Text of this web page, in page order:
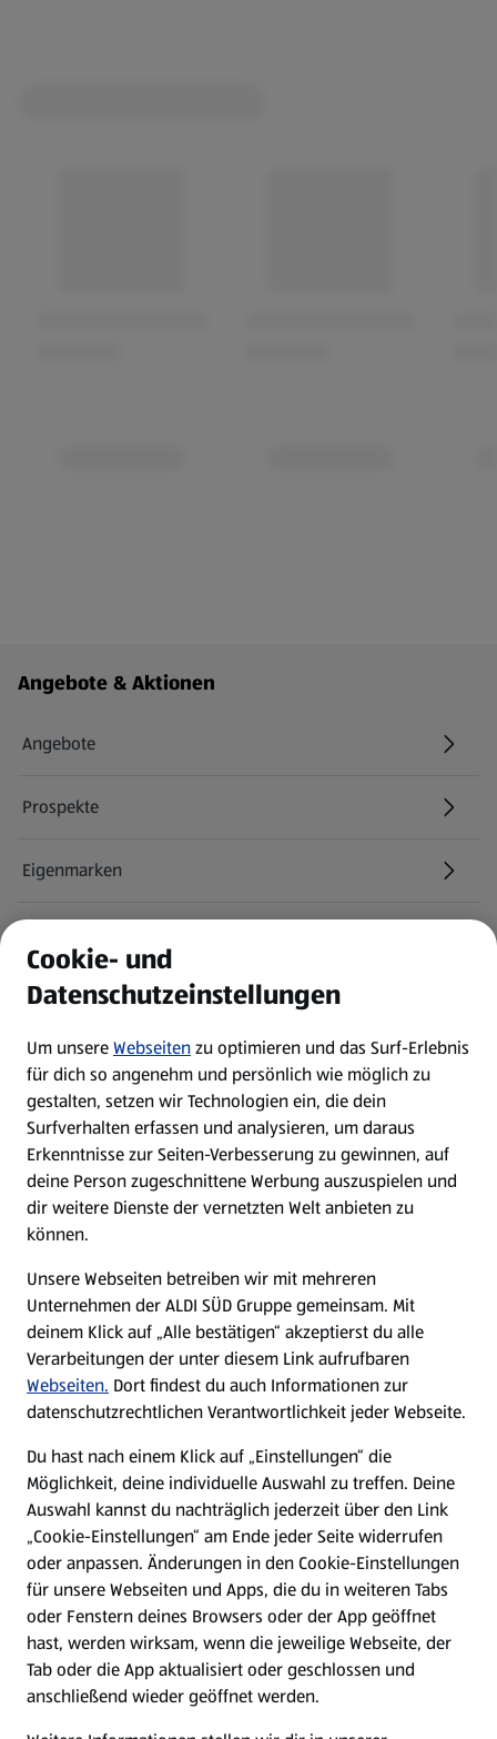
Fußzeilenmenü - weitere Links
Angebote & Aktionen
Angebote
Prospekte
Eigenmarken
Newsletter
WhatsApp
Über ALDI SÜD
Filialen
Nachhaltigkeit
Karriere
Presse
Hilfe & Kontakt
(öffnet in einem neuen Tab)
Unternehmen
Folge uns hier:
Cookie- und
Datenschutzeinstellungen
Um unsereWebseitenzu optimieren und das Surf-Erlebnis
für dich so angenehm und persönlich wie möglich zu
gestalten, setzen wir Technologien ein, die dein
Surfverhalten erfassen und analysieren, um daraus
Erkenntnisse zur Seiten-Verbesserung zu gewinnen, auf
deine Person zugeschnittene Werbung auszuspielen und
dir weitere Dienste der vernetzten Welt anbieten zu
können.
Unsere Webseiten betreiben wir mit mehreren
Unternehmen der ALDI SÜD Gruppe gemeinsam. Mit
deinem Klick auf „Alle bestätigen“ akzeptierst du alle
Verarbeitungen der unter diesem Link aufrufbaren
Webseiten. Dort findest du auch Informationen zur
datenschutzrechtlichen Verantwortlichkeit jeder Webseite.
Du hast nach einem Klick auf „Einstellungen“ die
Möglichkeit, deine individuelle Auswahl zu treffen. Deine
Auswahl kannst du nachträglich jederzeit über den Link
„Cookie-Einstellungen“ am Ende jeder Seite widerrufen
oder anpassen. Änderungen in den Cookie-Einstellungen
für unsere Webseiten und Apps, die du in weiteren Tabs
oder Fenstern deines Browsers oder der App geöffnet
hast, werden wirksam, wenn die jeweilige Webseite, der
Tab oder die App aktualisiert oder geschlossen und
anschließend wieder geöffnet werden.